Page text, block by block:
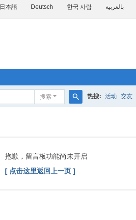
日本語 Deutsch 한국 사람 بالعربية
搜索 热搜: 活动 交友
抱歉，留言板功能尚未开启
[ 点击这里返回上一页 ]